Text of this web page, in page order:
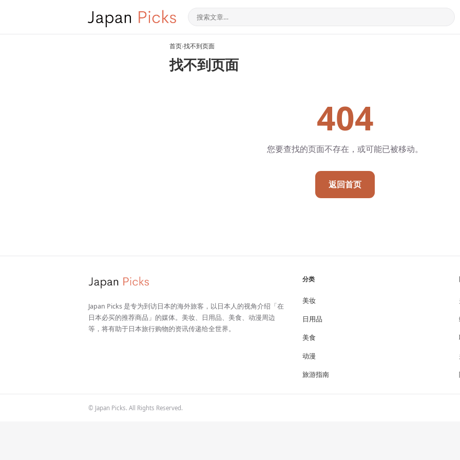
首页›找不到页面
找不到页面
404
您要查找的页面不存在，或可能已被移动。
返回首页
Japan Picks 是专为到访日本的海外旅客，以日本人的视角介绍「在
日本必买的推荐商品」的媒体。美妆、日用品、美食、动漫周边
等，将有助于日本旅行购物的资讯传递给全世界。
分类
美妆
日用品
美食
动漫
旅游指南
© Japan Picks. All Rights Reserved.